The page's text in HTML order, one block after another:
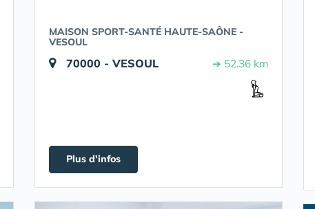
MAISON SPORT-SANTÉ HAUTE-SAÔNE -
VESOUL
70000 - VESOUL ➔ 52.36 km
Plus d'infos